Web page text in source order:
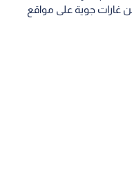
غارات جوية على مواقع